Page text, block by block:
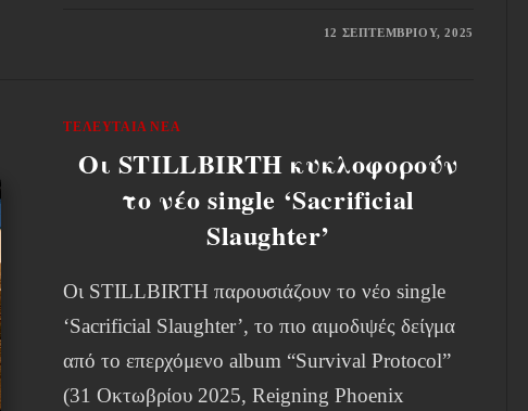
12 ΣΕΠΤΕΜΒΡΊΟΥ, 2025
ΤΕΛΕΥΤΑΊΑ ΝΈΑ
Οι STILLBIRTH κυκλοφορούν
το νέο single ‘Sacrificial
Slaughter’
Οι STILLBIRTH παρουσιάζουν το νέο single
‘Sacrificial Slaughter’, το πιο αιμοδιψές δείγμα
από το επερχόμενο album “Survival Protocol”
(31 Οκτωβρίου 2025, Reigning Phoenix